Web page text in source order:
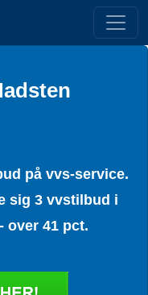
på vvs-service.
sig 3 vvstilbud i
over 41 pct.